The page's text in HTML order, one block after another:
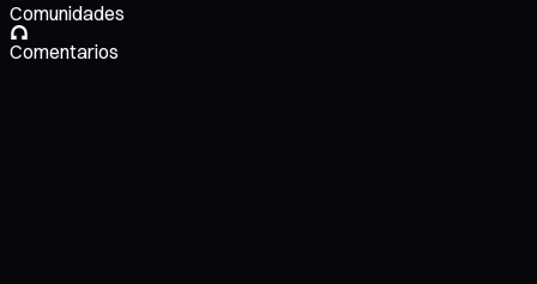
Comunidades
Comentarios